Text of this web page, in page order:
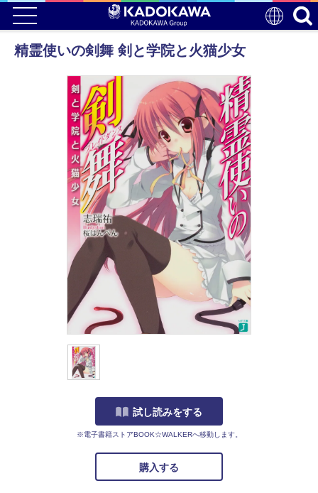
精霊使いの剣舞 剣と学院と火猫少女
試し読みをする
※電子書籍ストアBOOK☆WALKERへ移動します。
購入する